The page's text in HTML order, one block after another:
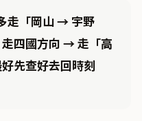
走「岡山 → 宇野
走四國方向 → 走「高
先查好去回時刻